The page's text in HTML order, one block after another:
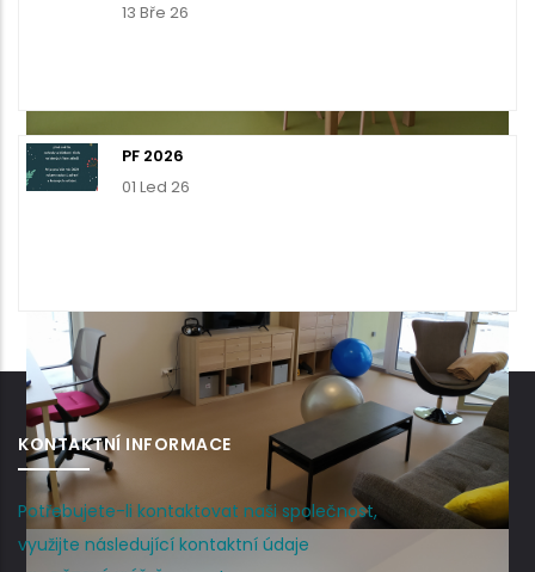
13 Bře 26
PF 2026
01 Led 26
KONTAKTNÍ INFORMACE
Potřebujete-li kontaktovat naši společnost,
využijte následující kontaktní údaje